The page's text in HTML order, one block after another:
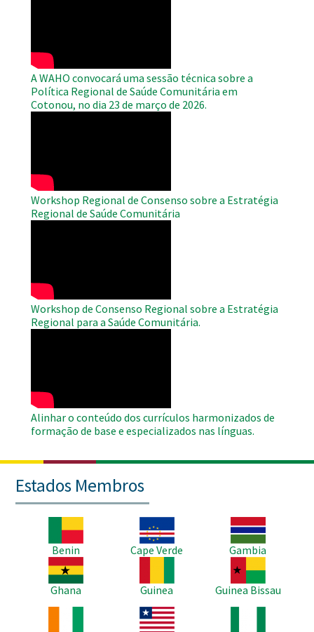
A WAHO convocará uma sessão técnica sobre a
Política Regional de Saúde Comunitária em
Cotonou, no dia 23 de março de 2026.
Workshop Regional de Consenso sobre a Estratégia
Regional de Saúde Comunitária
Workshop de Consenso Regional sobre a Estratégia
Regional para a Saúde Comunitária.
Alinhar o conteúdo dos currículos harmonizados de
formação de base e especializados nas línguas.
Estados Membros
Benin
Imagem
Cape Verde
Imagem
Gambia
Imagem
Ghana
Guinea
Imagem
Guinea Bissau
Imagem